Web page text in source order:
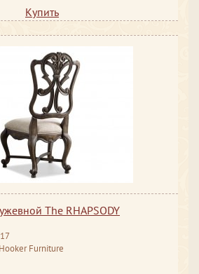
Купить
The RHAPSODY
Furniture